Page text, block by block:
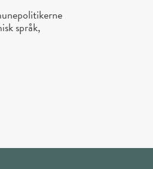
språk,